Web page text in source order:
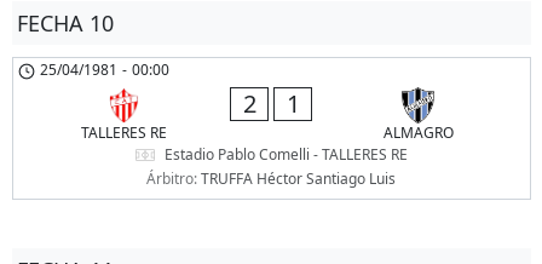
FECHA 10
25/04/1981 - 00:00
TALLERES RE
2 1
ALMAGRO
Estadio Pablo Comelli - TALLERES RE
Árbitro:TRUFFA Héctor Santiago Luis